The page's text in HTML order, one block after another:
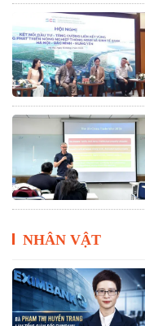
NHÂN VẬT